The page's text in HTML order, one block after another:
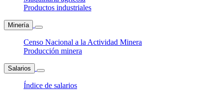
Productos industriales
Minería
Censo Nacional a la Actividad Minera
Producción minera
Salarios
Índice de salarios